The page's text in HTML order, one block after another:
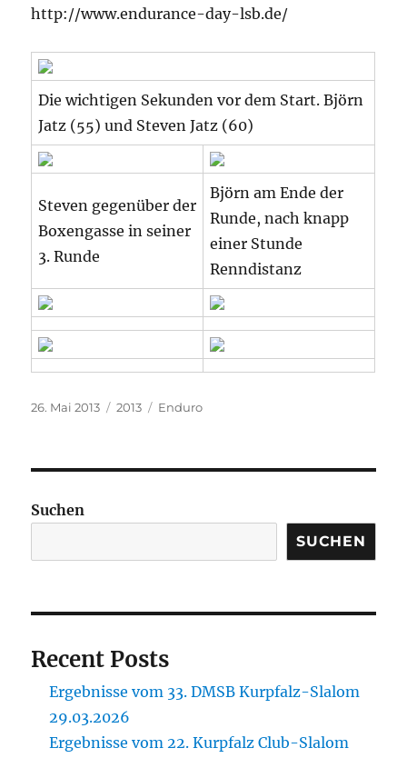
http://www.endurance-day-lsb.de/
Die wichtigen Sekunden vor dem Start. Björn
Jatz (55) und Steven Jatz (60)
Steven gegenüber der
Boxengasse in seiner
3. Runde
Björn am Ende der
Runde, nach knapp
einer Stunde
Renndistanz
Veröffentlicht
26. Mai 2013 Kategorien
2013 Schlagwörter
Enduro
Suchen
SUCHEN
Recent Posts
Ergebnisse vom 33. DMSB Kurpfalz-Slalom
29.03.2026
Ergebnisse vom 22. Kurpfalz Club-Slalom